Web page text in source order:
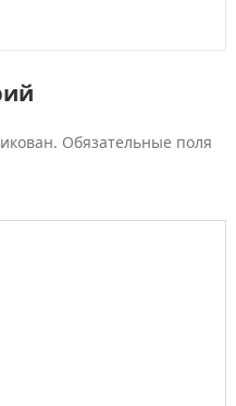
Обязательные поля